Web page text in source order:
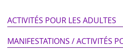
ACTIVITÉS POUR LES ADULTES
MANIFESTATIONS / ACTIVITÉS